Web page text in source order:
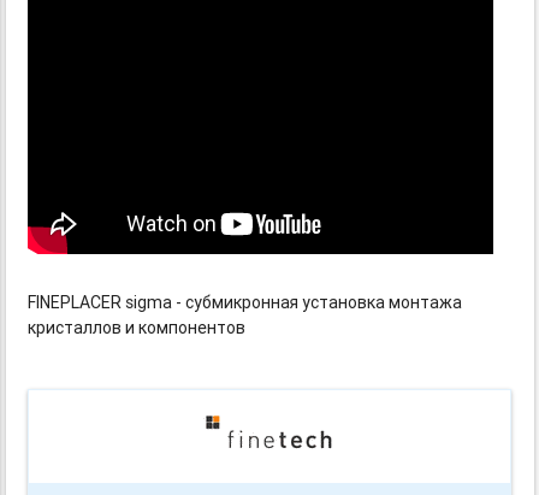
FINEPLACER sigma - субмикронная установка монтажа
кристаллов и компонентов